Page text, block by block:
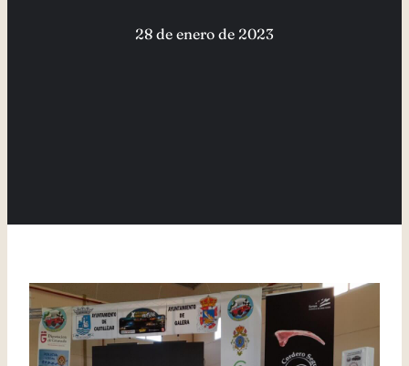
28 de enero de 2023